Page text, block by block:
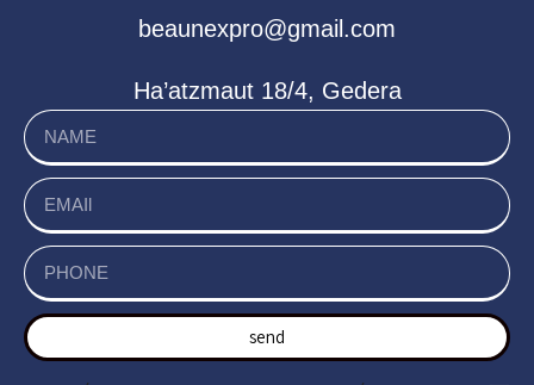
beaunexpro@gmail.com
Ha’atzmaut 18/4, Gedera
send